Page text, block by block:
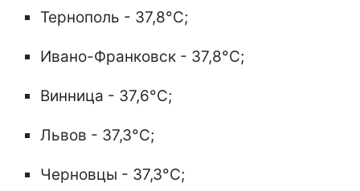
Тернополь - 37,8°C;
Ивано-Франковск - 37,8°C;
Винница - 37,6°C;
Львов - 37,3°C;
Черновцы - 37,3°C;